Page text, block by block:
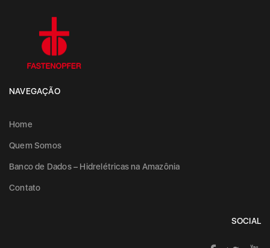
NAVEGAÇÃO
Home
Quem Somos
Banco de Dados – Hidrelétricas na Amazônia
Contato
SOCIAL